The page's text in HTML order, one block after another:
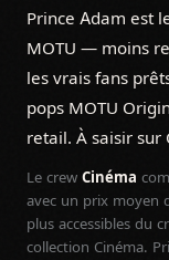
Prince Adam est
MOTU — moins
les vrais fans
pops MOTU
retail. À saisir sur
Le crew Cinéma
avec un prix moyen
plus accessibles du
collection Cinéma.